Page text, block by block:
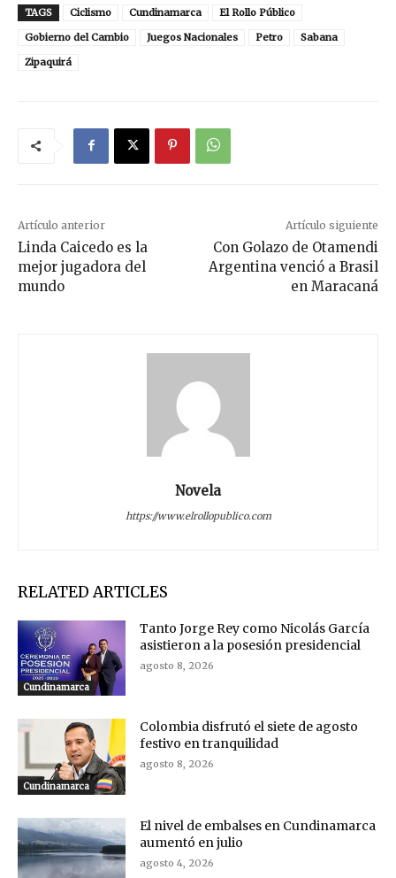
TAGS Ciclismo Cundinamarca
El Rollo Público
Gobierno del Cambio
Juegos Nacionales Petro
Sabana
Zipaquirá
Artículo anterior
Linda Caicedo es la
mejor jugadora del
mundo
Artículo siguiente
Con Golazo de Otamendi
Argentina venció a Brasil
en Maracaná
Novela
https://www.elrollopublico.com
RELATED ARTICLES
Cundinamarca
Tanto Jorge Rey como Nicolás García
asistieron a la posesión presidencial
agosto 8, 2026
Cundinamarca
Colombia disfrutó el siete de agosto
festivo en tranquilidad
agosto 8, 2026
El nivel de embalses en Cundinamarca
aumentó en julio
agosto 4, 2026